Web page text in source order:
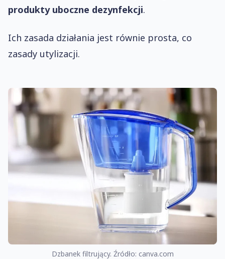
produkty uboczne dezynfekcji.
Ich zasada działania jest równie prosta, co
zasady utylizacji.
Dzbanek filtrujący. Źródło: canva.com